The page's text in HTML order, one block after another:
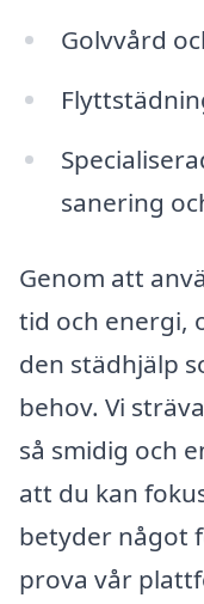
Golvvård
sanering
Genom att
tid och energi,
den städhjälp
behov. Vi
så smidig och
att du kan
betyder något
prova vår